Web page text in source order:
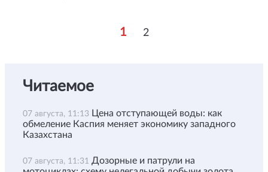
1 2
Читаемое
07 августа, 11:13 Цена отступающей воды: как
обмеление Каспия меняет экономику западного
Казахстана
07 августа, 11:31 Дозорные и патрули на